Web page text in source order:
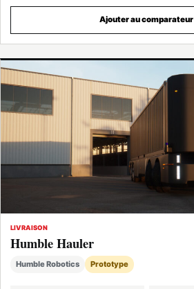
Ajouter au comparateur
LIVRAISON
Humble Hauler
Humble Robotics Prototype